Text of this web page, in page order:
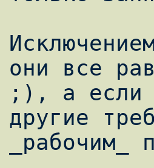
они все
;), а если
другие
_рабочим_